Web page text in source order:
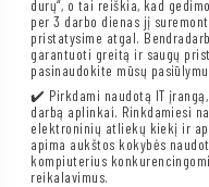
durų“, o tai reiškia, kad
per 3 darbo dienas jį
pristatysime atgal.
garantuoti greitą ir saugų
pasinaudokite mūsų
✔️ Pirkdami naudotą IT
darbą aplinkai. Rinkdamiesi
elektroninių atliekų kiekį ir
apima aukštos kokybės
kompiuterius
reikalavimus.